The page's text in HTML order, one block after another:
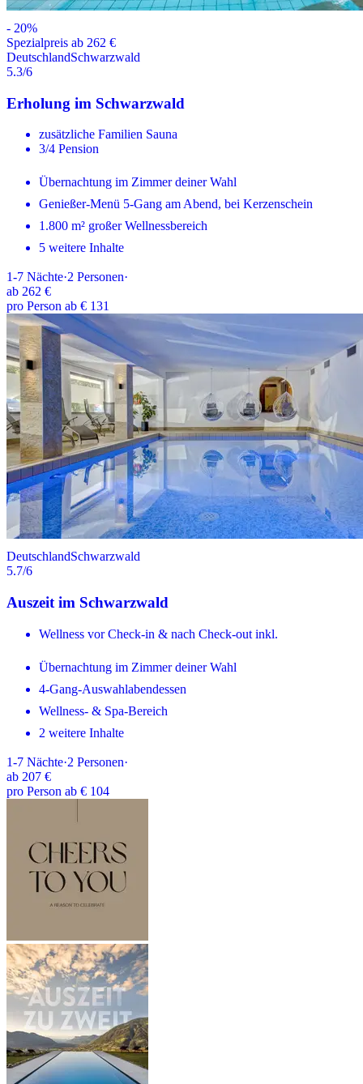
- 20%
Spezialpreis ab 262 €
DeutschlandSchwarzwald
5.3/6
Erholung im Schwarzwald
zusätzliche Familien Sauna
3/4 Pension
Übernachtung im Zimmer deiner Wahl
Genießer-Menü 5-Gang am Abend, bei Kerzenschein
1.800 m² großer Wellnessbereich
5 weitere Inhalte
1-7 Nächte·2 Personen·
ab 262 €
pro Person ab € 131
DeutschlandSchwarzwald
5.7/6
Auszeit im Schwarzwald
Wellness vor Check-in & nach Check-out inkl.
Übernachtung im Zimmer deiner Wahl
4-Gang-Auswahlabendessen
Wellness- & Spa-Bereich
2 weitere Inhalte
1-7 Nächte·2 Personen·
ab 207 €
pro Person ab € 104